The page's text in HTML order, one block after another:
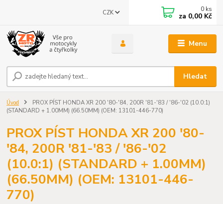
Menu
CZK
Hledat
0 ks
za 0,00 Kč
Úvod
PROX PÍST HONDA XR 200 '80-'84, 200R '81-'83 / '86-'02 (10.0:1)
(STANDARD + 1.00MM) (66.50MM) (OEM: 13101-446-770)
PROX PÍST HONDA XR 200 '80-
'84, 200R '81-'83 / '86-'02
(10.0:1) (STANDARD + 1.00MM)
(66.50MM) (OEM: 13101-446-
770)